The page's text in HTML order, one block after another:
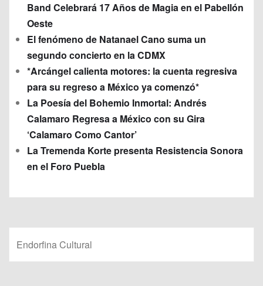
Band Celebrará 17 Años de Magia en el Pabellón
Oeste
El fenómeno de Natanael Cano suma un
segundo concierto en la CDMX
*Arcángel calienta motores: la cuenta regresiva
para su regreso a México ya comenzó*
La Poesía del Bohemio Inmortal: Andrés
Calamaro Regresa a México con su Gira
‘Calamaro Como Cantor’
La Tremenda Korte presenta Resistencia Sonora
en el Foro Puebla
Endorfina Cultural